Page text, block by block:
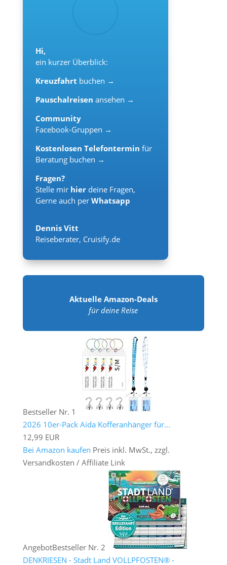
Hi,
ein kurzer Überblick:
Kreuzfahrt buchen →
Pauschalreisen ansehen →
Community
Facebook-Gruppen →
Kostenlosen Telefontermin für
Beratung buchen →
Fragen?
Stelle mir hier deine Fragen,
Gerne auch per Whatsapp
Dennis Vitt
Reiseberater, Cruisify.de
Aktuelle Amazon-Deals
für deine Reise
Bestseller Nr. 1
2026 10er-Pack Aida Kofferanhänger für...
12,99 EUR
Bei Amazon kaufen Preis inkl. MwSt., zzgl.
Versandkosten / Affiliate Link
AngebotBestseller Nr. 2
DENKRIESEN - Stadt Land VOLLPFOSTEN® -